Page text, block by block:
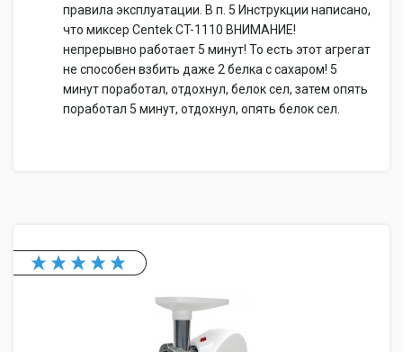
правила эксплуатации. В п. 5 Инструкции написано,
что миксер Centek CT-1110 ВНИМАНИЕ!
непрерывно работает 5 минут! То есть этот агрегат
не способен взбить даже 2 белка с сахаром! 5
минут поработал, отдохнул, белок сел, затем опять
поработал 5 минут, отдохнул, опять белок сел.